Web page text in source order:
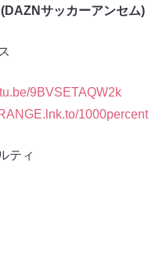
サッカーアンセム)
9BVSETAQW2k
1000percent
ティ